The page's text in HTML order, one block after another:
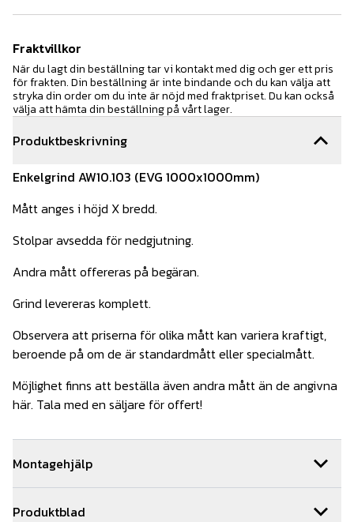
Produktbeskrivning
Enkelgrind AW10.103 (EVG 1000x1000mm)
Mått anges i höjd X bredd.
Stolpar avsedda för nedgjutning.
Andra mått offereras på begäran.
Grind levereras komplett.
Observera att priserna för olika mått kan variera kraftigt,
beroende på om de är standardmått eller specialmått.
Möjlighet finns att beställa även andra mått än de angivna
här. Tala med en säljare för offert!
Montagehjälp
vi dig gärna. Vi har ett team med kunniga montörer som är
Produktblad
Fraktvillkor
När du lagt din beställning tar vi kontakt med dig och ger ett pris
för frakten. Din beställning är inte bindande och du kan välja att
stryka din order om du inte är nöjd med fraktpriset. Du kan också
välja att hämta din beställning på vårt lager.